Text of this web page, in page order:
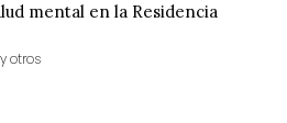
mental en la Residencia
otros